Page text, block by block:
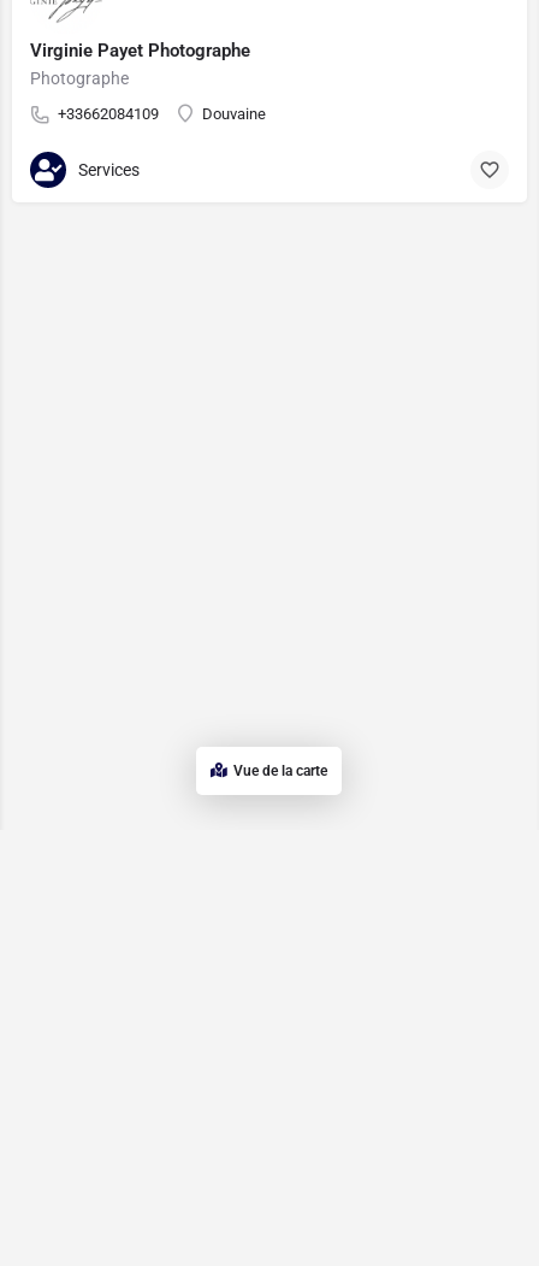
Virginie Payet Photographe
Photographe
+33662084109 Douvaine
Services
Vue de la carte